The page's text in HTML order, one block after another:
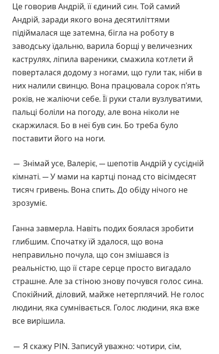
Це говорив Андрій, її єдиний син. Той самий
Андрій, заради якого вона десятиліттями
підіймалася ще затемна, бігла на роботу в
заводську їдальню, варила борщі у величезних
каструлях, ліпила вареники, смажила котлети й
поверталася додому з ногами, що гули так, ніби в
них налили свинцю. Вона працювала сорок п’ять
років, не жаліючи себе. Її руки стали вузлуватими,
пальці боліли на погоду, але вона ніколи не
скаржилася. Бо в неї був син. Бо треба було
поставити його на ноги.
— Знімай усе, Валеріє, — шепотів Андрій у сусідній
кімнаті. — У мами на картці понад сто вісімдесят
тисяч гривень. Вона спить. До обіду нічого не
зрозуміє.
Ганна завмерла. Навіть подих боялася зробити
глибшим. Спочатку їй здалося, що вона
неправильно почула, що сон змішався із
реальністю, що її старе серце просто вигадало
страшне. Але за стіною знову почувся голос сина.
Спокійний, діловий, майже нетерплячий. Не голос
людини, яка сумнівається. Голос людини, яка вже
все вирішила.
— Я скажу PIN. Записуй уважно: чотири, сім,